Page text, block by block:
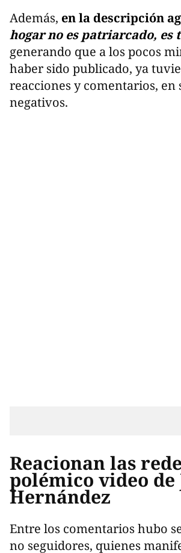
Además, en la descripción
hogar no es patriarcado, es
generando que a los pocos
haber sido publicado, ya
reacciones y comentarios, en
negativos.
Reacionan las
polémico video de
Hernández
Entre los comentarios hubo
no seguidores, quienes